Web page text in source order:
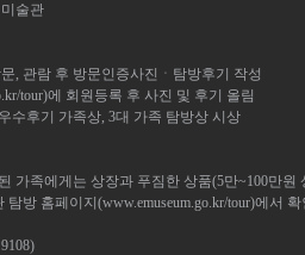
술관
, 관람 후 방문인증사진ㆍ탐방후기 작성
tour)에 회원등록 후 사진 및 후기 올림
수후기 가족상, 3대 가족 탐방상 시상
가족에게는 상장과 푸짐한 상품(5만~100만원
탐방 홈페이지(www.emuseum.go.kr/tour)에서 확